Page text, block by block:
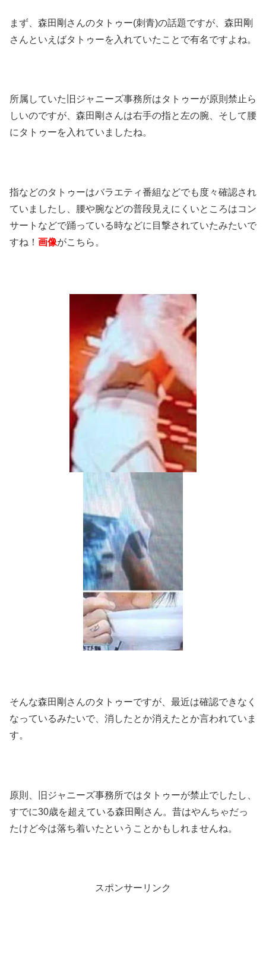
まず、森田剛さんのタトゥー(刺青)の話題ですが、森田剛
さんといえばタトゥーを入れていたことで有名ですよね。
所属していた旧ジャニーズ事務所はタトゥーが原則禁止ら
しいのですが、森田剛さんは右手の指と左の腕、そして腰
にタトゥーを入れていましたね。
指などのタトゥーはバラエティ番組などでも度々確認され
ていましたし、腰や腕などの普段見えにくいところはコン
サートなどで踊っている時などに目撃されていたみたいで
すね！ 画像がこちら。
そんな森田剛さんのタトゥーですが、最近は確認できなく
なっているみたいで、消したとか消えたとか言われていま
す。
原則、旧ジャニーズ事務所ではタトゥーが禁止でしたし、
すでに30歳を超えている森田剛さん。昔はやんちゃだっ
たけど今は落ち着いたということかもしれませんね。
スポンサーリンク